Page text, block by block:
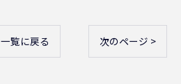
一覧に戻る 次のページ >